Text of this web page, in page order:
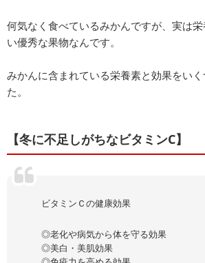
何気なく食べているみかんですが、実は
い優秀な果物なんです。
みかんに含まれている栄養素と効果をい
た。
【冬に不足しがちなビタミンC】
ビタミンＣの健康効果
◎老化や病気から体を守る効果
◎美白・美肌効果